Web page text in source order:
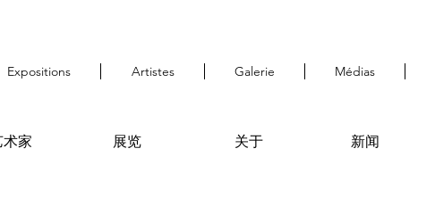
Expositions Artistes Galerie Médias
术家 展览 关于 新闻